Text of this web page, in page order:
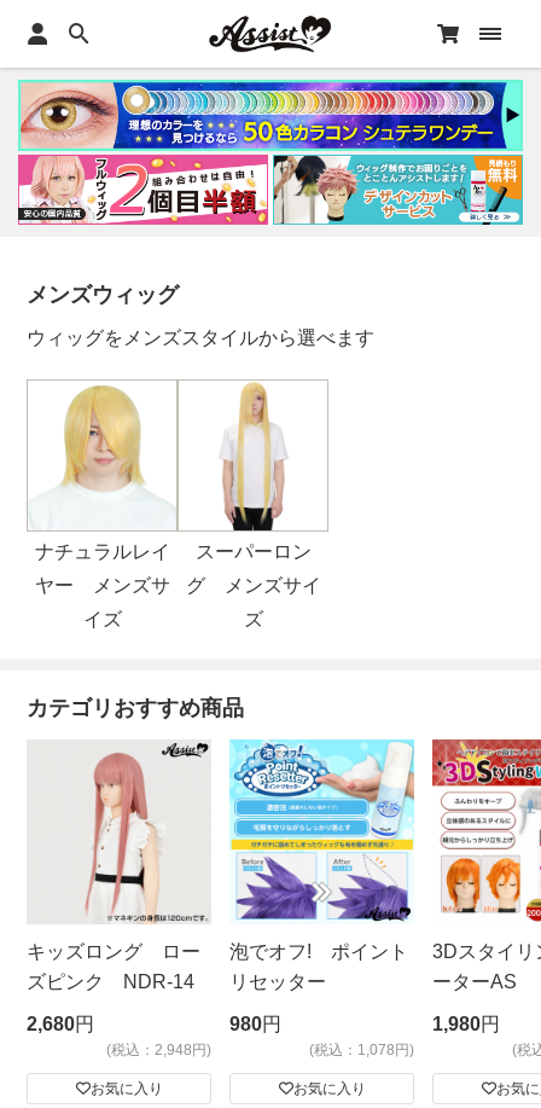
メンズウィッグ
ウィッグをメンズスタイルから選べます
ナチュラルレイ
ヤー メンズサ
イズ
スーパーロン
グ メンズサイ
ズ
カテゴリおすすめ商品
キッズロング ロー
ズピンク NDR-14
2,680円
(税込：2,948円)
お気に入り
泡でオフ! ポイント
リセッター
980円
(税込：1,078円)
お気に入り
3Dスタイリ
ーターAS
ビッグサイ
1,980円
(税
お気